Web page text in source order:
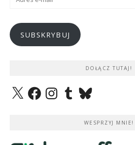
SUBSKRYBUJ
DOŁĄCZ TUTAJ!
X FacebookInstagramTumblrBluesky
WESPRZYJ MNIE!